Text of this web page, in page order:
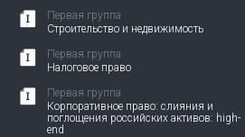
Первая группа
Строительство и недвижимость
Первая группа
Налоговое право
Первая группа
Корпоративное право: слияния и
поглощения российских активов: high-
end